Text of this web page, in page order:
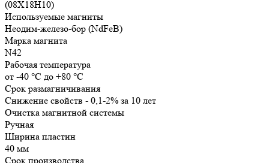
(08Х18Н10)
Используемые магниты
Неодим-железо-бор (NdFeB)
Марка магнита
N42
Рабочая температура
от -40 °С до +80 °С
Срок размагничивания
Снижение свойств - 0,1-2% за 10 лет
Очистка магнитной системы
Ручная
Ширина пластин
40 мм
Срок производства